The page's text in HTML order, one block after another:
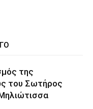
της
του Σωτήρος